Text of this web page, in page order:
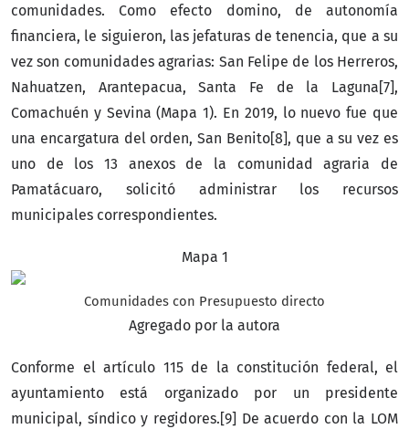
comunidades. Como efecto domino, de autonomía
financiera, le siguieron, las jefaturas de tenencia, que a su
vez son comunidades agrarias: San Felipe de los Herreros,
Nahuatzen, Arantepacua, Santa Fe de la Laguna[7],
Comachuén y Sevina (Mapa 1). En 2019, lo nuevo fue que
una encargatura del orden, San Benito[8], que a su vez es
uno de los 13 anexos de la comunidad agraria de
Pamatácuaro, solicitó administrar los recursos
municipales correspondientes.
Mapa 1
Comunidades con Presupuesto directo
Agregado por la autora
Conforme el artículo 115 de la constitución federal, el
ayuntamiento está organizado por un presidente
municipal, síndico y regidores.[9] De acuerdo con la LOM